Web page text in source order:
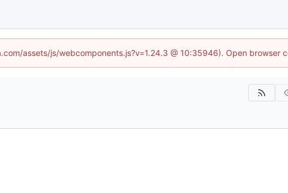
assets/js/webcomponents.js?v=1.24.3 @ 10:35946). Open browser